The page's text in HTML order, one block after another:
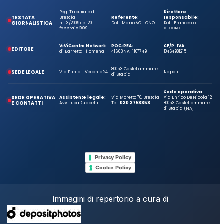
TESTATA
GIORNALISTICA
Reg. Tribunale di
Brescia
n. 13/2009 del 20
febbraio 2009
Referente:
Dott. Mario VOLLONO
Direttore
responsabile:
Dott. Francesco
CECORO
EDITORE
ViViCentro Network
di Barretta Filomena
ROC:
41663
REA:
NA-1107749
CF/P. IVA:
10464981215
SEDE LEGALE Via Plinio Il Vecchio 24
80053 Castellammare
di Stabia
Napoli
SEDE OPERATIVA
E CONTATTI
Assistente legale:
Avv. Luca Zuppelli
Via Moretto 70, Brescia
Tel.030 3758858
Sede operativa:
Via Enrico De Nicola 12
80053 Castellammare
di Stabia (NA)
Privacy Policy
Cookie Policy
Immagini di repertorio a cura di